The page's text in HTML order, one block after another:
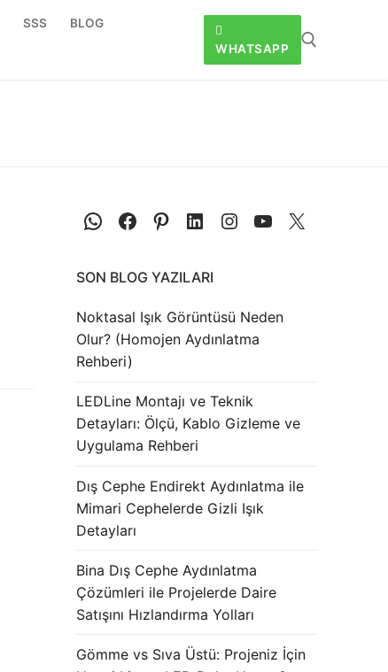
SSS BLOG
WHATSAPP
SON BLOG YAZILARI
Noktasal Işık Görüntüsü Neden
Olur? (Homojen Aydınlatma
Rehberi)
LEDLine Montajı ve Teknik
Detayları: Ölçü, Kablo Gizleme ve
Uygulama Rehberi
Dış Cephe Endirekt Aydınlatma ile
Mimari Cephelerde Gizli Işık
Detayları
Bina Dış Cephe Aydınlatma
Çözümleri ile Projelerde Daire
Satışını Hızlandırma Yolları
Gömme vs Sıva Üstü: Projeniz İçin